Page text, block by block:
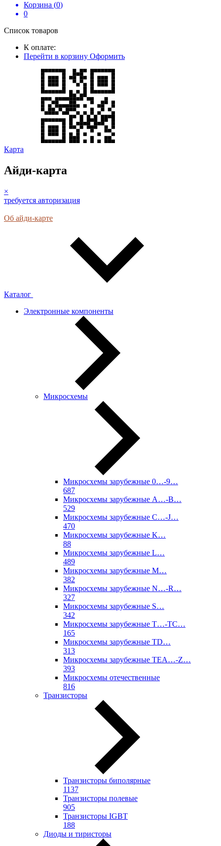
Корзина (0)
0
Список товаров
К оплате:
Перейти в корзину Оформить
Карта
Айди-карта
×
требуется авторизация
Об айди-карте
Каталог
Электронные компоненты
Микросхемы
Микросхемы зарубежные 0…-9…
687
Микросхемы зарубежные A…-B…
529
Микросхемы зарубежные C…-J…
470
Микросхемы зарубежные K…
88
Микросхемы зарубежные L…
489
Микросхемы зарубежные M…
382
Микросхемы зарубежные N…-R…
327
Микросхемы зарубежные S…
342
Микросхемы зарубежные T…-TC…
165
Микросхемы зарубежные TD…
313
Микросхемы зарубежные TEA…-Z…
393
Микросхемы отечественные
816
Транзисторы
Транзисторы биполярные
1137
Транзисторы полевые
905
Транзисторы IGBT
188
Диоды и тиристоры